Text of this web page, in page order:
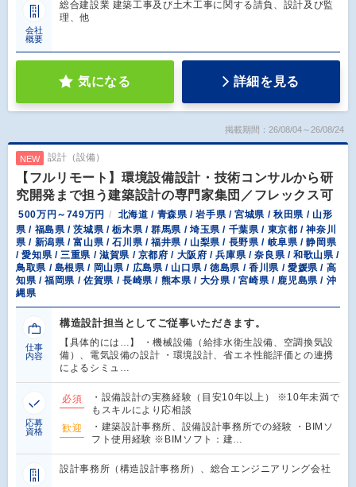
会社
概要
総合建設業 建築工事及び土木工事に関する請負、設計及び監
理、他
気になる 詳細を見る
掲載期間：26/08/04～26/08/24
NEW 設計（設備）
【フルリモート】環境設備設計・技術コンサルから研
究開発まで担う建築設計の専門家集団／フレックス可
500万円～749万円
北海道 / 青森県 / 岩手県 / 宮城県 / 秋田県 / 山形
県 / 福島県 / 茨城県 / 栃木県 / 群馬県 / 埼玉県 / 千葉県 / 東京都 / 神奈川
県 / 新潟県 / 富山県 / 石川県 / 福井県 / 山梨県 / 長野県 / 岐阜県 / 静岡県
/ 愛知県 / 三重県 / 滋賀県 / 京都府 / 大阪府 / 兵庫県 / 奈良県 / 和歌山県 /
鳥取県 / 島根県 / 岡山県 / 広島県 / 山口県 / 徳島県 / 香川県 / 愛媛県 / 高
知県 / 福岡県 / 佐賀県 / 長崎県 / 熊本県 / 大分県 / 宮崎県 / 鹿児島県 / 沖
縄県
仕事
内容
構造設計担当としてご従事いただきます。
【具体的には…】 ・機械設備（給排水衛生設備、空調換気設
備）、電気設備の設計 ・環境設計、省エネ性能評価との連携
によるシミュ…
応募
資格
必須
・設備設計の実務経験（目安10年以上） ※10年未満で
もスキルにより応相談
歓迎
・建築設計事務所、設備設計事務所での経験 ・BIMソ
フト使用経験 ※BIMソフト：建…
設計事務所（構造設計事務所）、総合エンジニアリング会社